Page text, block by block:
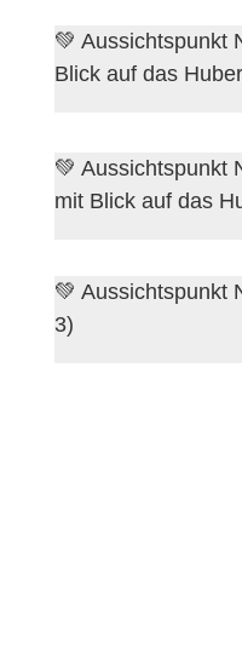
💚 Aussichtspunkt
Blick auf das
💚 Aussichtspunkt
mit Blick auf das
💚 Aussichtspunkt
3)